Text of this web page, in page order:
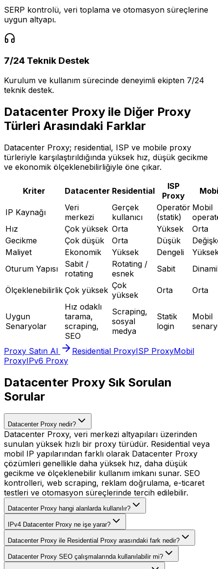
SERP kontrolü, veri toplama ve otomasyon süreçlerine
uygun altyapı.
7/24 Teknik Destek
Kurulum ve kullanım sürecinde deneyimli ekipten 7/24
teknik destek.
Datacenter Proxy ile Diğer Proxy
Türleri Arasındaki Farklar
Datacenter Proxy; residential, ISP ve mobile proxy
türleriyle karşılaştırıldığında yüksek hız, düşük gecikme
ve ekonomik ölçeklenebilirliğiyle öne çıkar.
Kriter Datacenter Residential
ISP
Proxy
IP Kaynağı
Veri
merkezi
Gerçek
kullanıcı
Operatör
(statik)
Mobil
Hız
Çok yüksek Orta Yüksek
Orta
Gecikme
Çok düşük Orta Düşük
Maliyet
Ekonomik Yüksek Dengeli
Oturum Yapısı
Sabit /
rotating
Rotating /
esnek
Sabit
Ölçeklenebilirlik Çok yüksek Çok
yüksek
Orta Orta
Uygun
Senaryolar
Hız odaklı
tarama,
scraping,
SEO
Scraping,
sosyal
medya
Statik
login
Mobil
Proxy Satın Al Residential ProxyISP ProxyMobil
ProxyIPv6 Proxy
Datacenter Proxy Sık Sorulan
Sorular
Datacenter Proxy nedir?
Datacenter Proxy, veri merkezi altyapıları üzerinden
sunulan yüksek hızlı bir proxy türüdür. Residential veya
mobil IP yapılarından farklı olarak Datacenter Proxy
çözümleri genellikle daha yüksek hız, daha düşük
gecikme ve ölçeklenebilir kullanım imkanı sunar. SEO
kontrolleri, web scraping, reklam doğrulama, e-ticaret
testleri ve otomasyon süreçlerinde tercih edilebilir.
Datacenter Proxy hangi alanlarda kullanılır?
IPv4 Datacenter Proxy ne işe yarar?
Datacenter Proxy ile Residential Proxy arasındaki fark nedir?
Datacenter Proxy SEO çalışmalarında kullanılabilir mi?